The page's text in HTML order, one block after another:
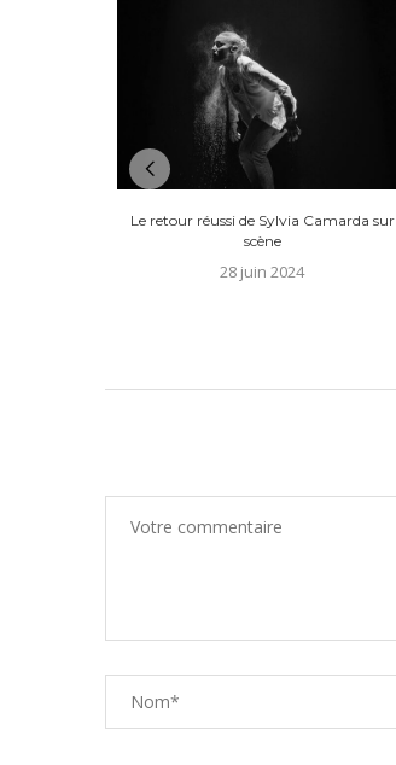
Le retour réussi de Sylvia Camarda sur
scène
28 juin 2024